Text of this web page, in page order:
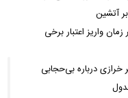
واریز اعتبار برخی
خرازی درباره بی‌حجابی